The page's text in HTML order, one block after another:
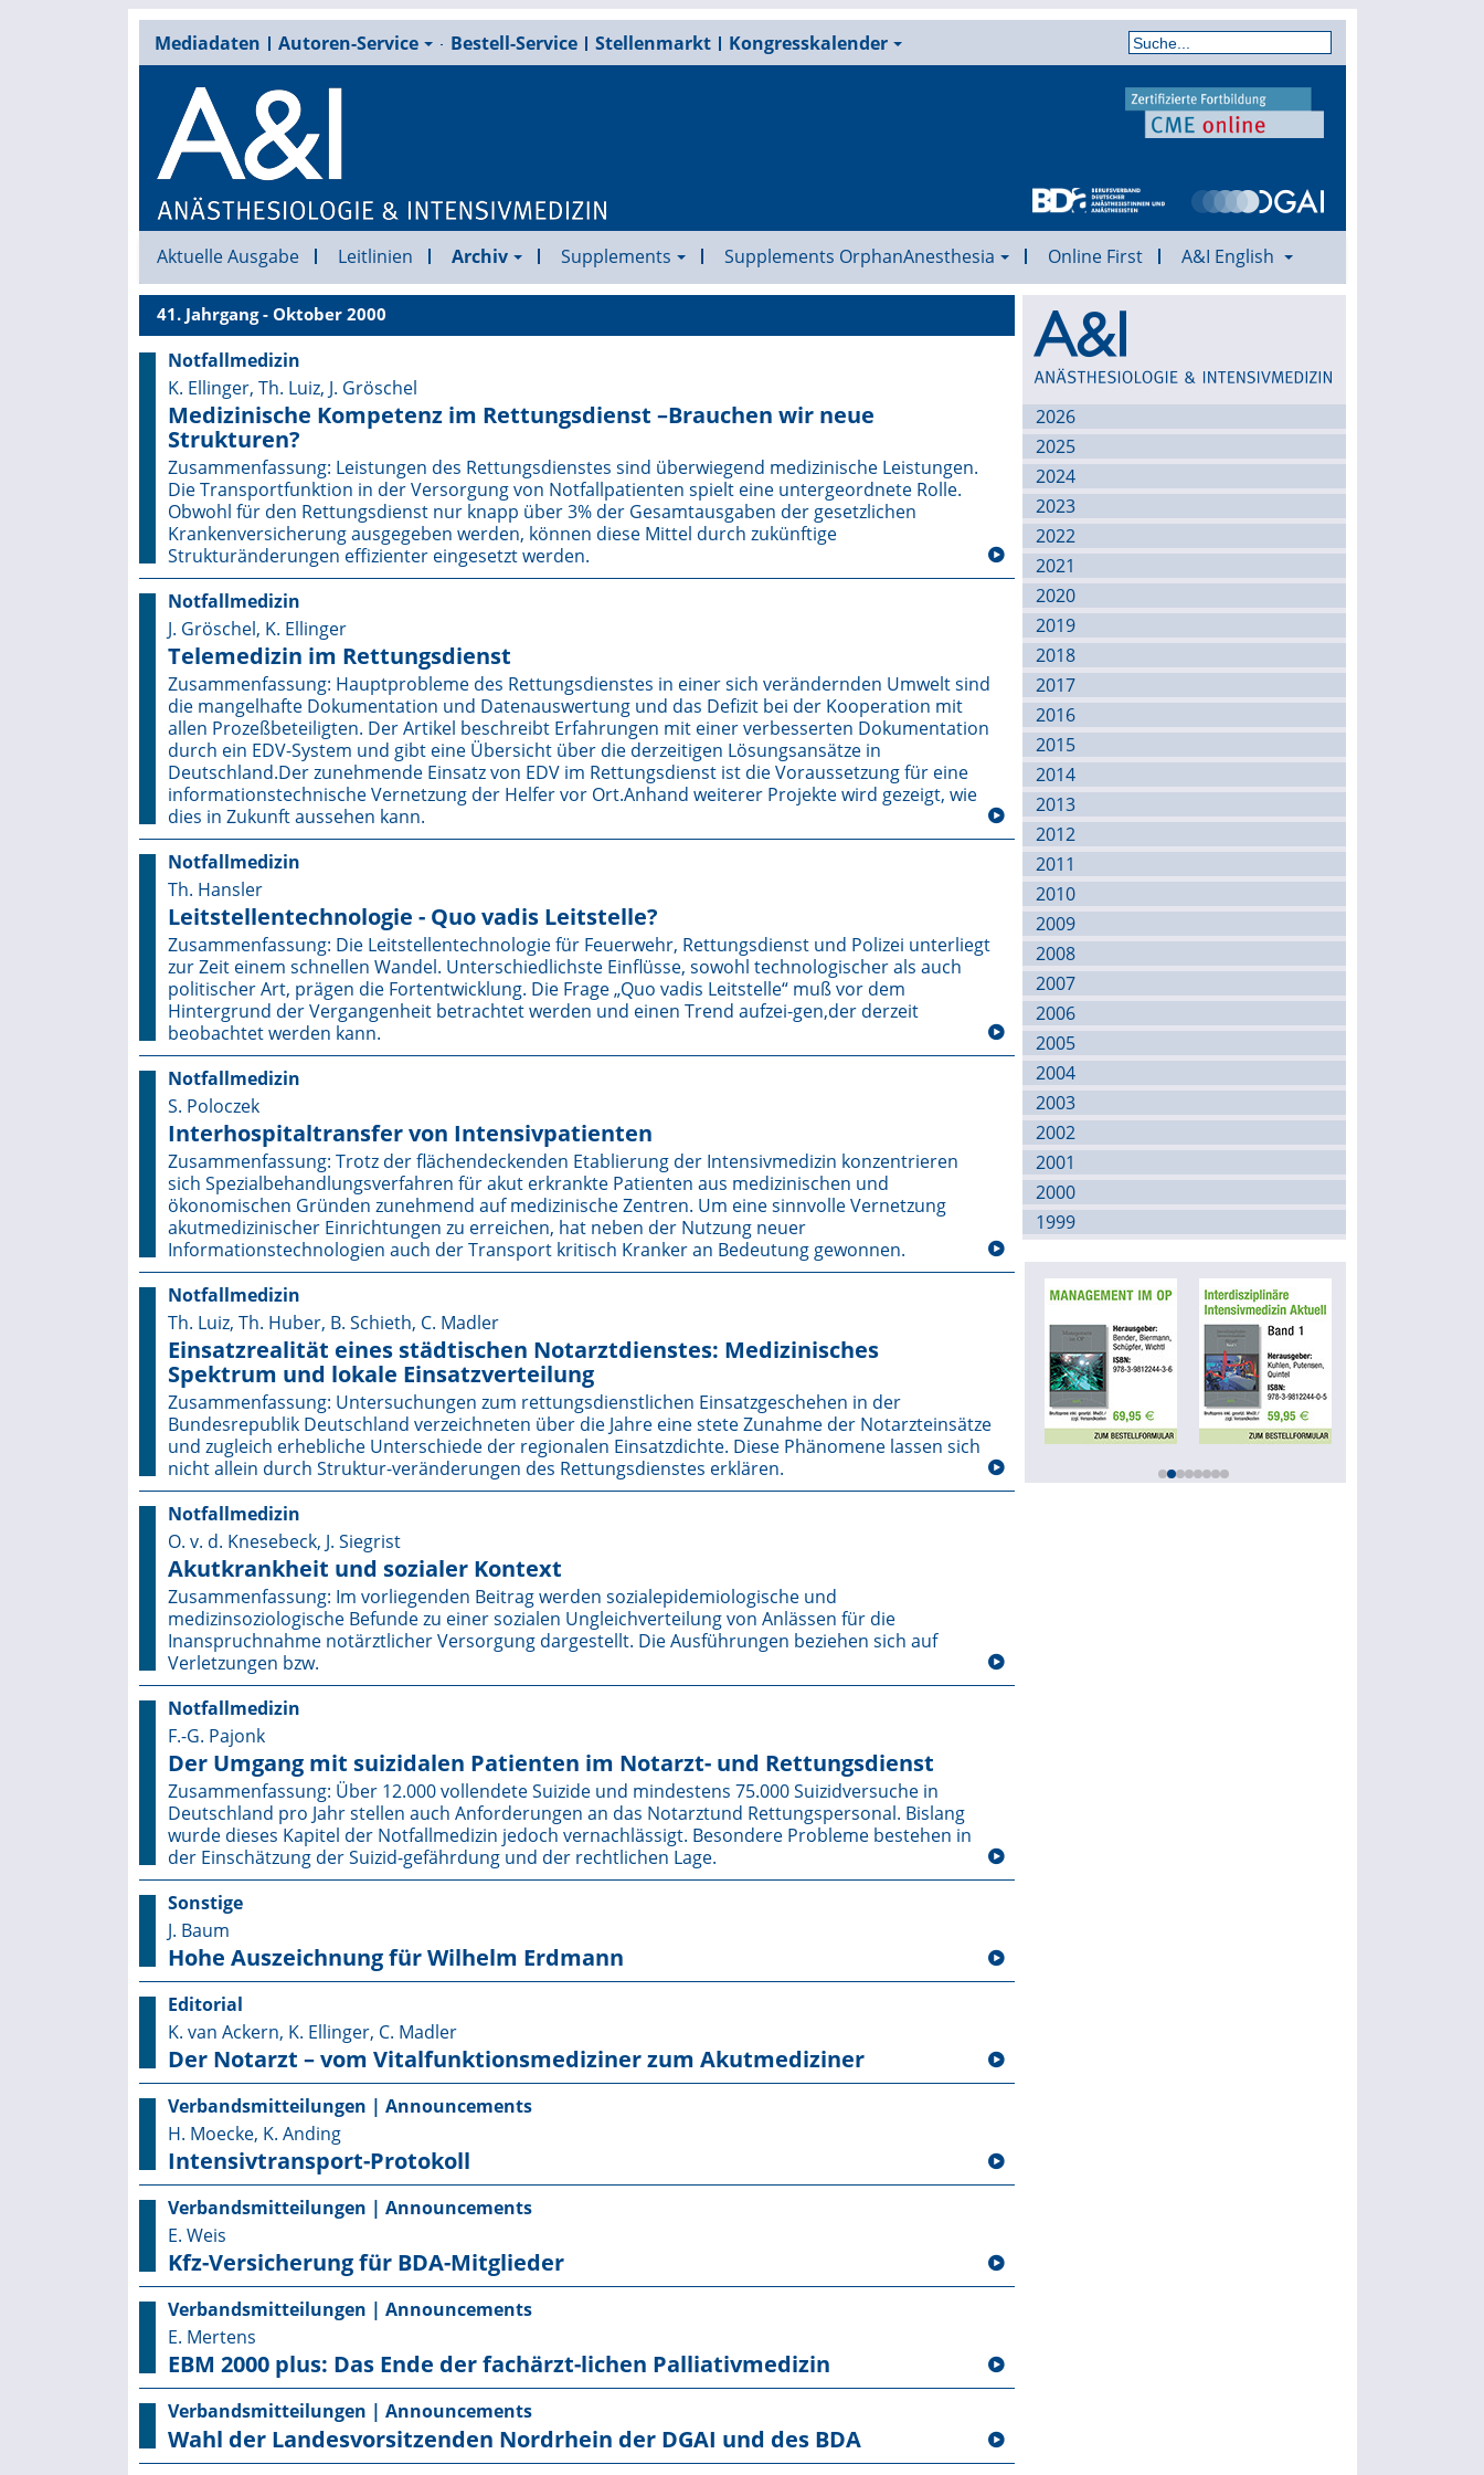
Mediadaten Autoren-Service Bestell-Service Stellenmarkt Kongresskalender
Aktuelle Ausgabe Leitlinien Archiv Supplements Supplements OrphanAnesthesia Online First A&I English
41. Jahrgang - Oktober 2000
Notfallmedizin
K. Ellinger, Th. Luiz, J. Gröschel
Medizinische Kompetenz im Rettungsdienst –Brauchen wir neue
Strukturen?
Zusammenfassung: Leistungen des Rettungsdienstes sind überwiegend medizinische Leistungen.
Die Transportfunktion in der Versorgung von Notfallpatienten spielt eine untergeordnete Rolle.
Obwohl für den Rettungsdienst nur knapp über 3% der Gesamtausgaben der gesetzlichen
Krankenversicherung ausgegeben werden, können diese Mittel durch zukünftige
Strukturänderungen effizienter eingesetzt werden.
Notfallmedizin
J. Gröschel, K. Ellinger
Telemedizin im Rettungsdienst
Zusammenfassung: Hauptprobleme des Rettungsdienstes in einer sich verändernden Umwelt sind
die mangelhafte Dokumentation und Datenauswertung und das Defizit bei der Kooperation mit
allen Prozeßbeteiligten. Der Artikel beschreibt Erfahrungen mit einer verbesserten Dokumentation
durch ein EDV-System und gibt eine Übersicht über die derzeitigen Lösungsansätze in
Deutschland.Der zunehmende Einsatz von EDV im Rettungsdienst ist die Voraussetzung für eine
informationstechnische Vernetzung der Helfer vor Ort.Anhand weiterer Projekte wird gezeigt, wie
dies in Zukunft aussehen kann.
Notfallmedizin
Th. Hansler
Leitstellentechnologie - Quo vadis Leitstelle?
Zusammenfassung: Die Leitstellentechnologie für Feuerwehr, Rettungsdienst und Polizei unterliegt
zur Zeit einem schnellen Wandel. Unterschiedlichste Einflüsse, sowohl technologischer als auch
politischer Art, prägen die Fortentwicklung. Die Frage „Quo vadis Leitstelle“ muß vor dem
Hintergrund der Vergangenheit betrachtet werden und einen Trend aufzei-gen,der derzeit
beobachtet werden kann.
Notfallmedizin
S. Poloczek
Interhospitaltransfer von Intensivpatienten
Zusammenfassung: Trotz der flächendeckenden Etablierung der Intensivmedizin konzentrieren
sich Spezialbehandlungsverfahren für akut erkrankte Patienten aus medizinischen und
ökonomischen Gründen zunehmend auf medizinische Zentren. Um eine sinnvolle Vernetzung
akutmedizinischer Einrichtungen zu erreichen, hat neben der Nutzung neuer
Informationstechnologien auch der Transport kritisch Kranker an Bedeutung gewonnen.
Notfallmedizin
Th. Luiz, Th. Huber, B. Schieth, C. Madler
Einsatzrealität eines städtischen Notarztdienstes: Medizinisches
Spektrum und lokale Einsatzverteilung
Zusammenfassung: Untersuchungen zum rettungsdienstlichen Einsatzgeschehen in der
Bundesrepublik Deutschland verzeichneten über die Jahre eine stete Zunahme der Notarzteinsätze
und zugleich erhebliche Unterschiede der regionalen Einsatzdichte. Diese Phänomene lassen sich
nicht allein durch Struktur-veränderungen des Rettungsdienstes erklären.
Notfallmedizin
O. v. d. Knesebeck, J. Siegrist
Akutkrankheit und sozialer Kontext
Zusammenfassung: Im vorliegenden Beitrag werden sozialepidemiologische und
medizinsoziologische Befunde zu einer sozialen Ungleichverteilung von Anlässen für die
Inanspruchnahme notärztlicher Versorgung dargestellt. Die Ausführungen beziehen sich auf
Verletzungen bzw.
Notfallmedizin
F.-G. Pajonk
Der Umgang mit suizidalen Patienten im Notarzt- und Rettungsdienst
Zusammenfassung: Über 12.000 vollendete Suizide und mindestens 75.000 Suizidversuche in
Deutschland pro Jahr stellen auch Anforderungen an das Notarztund Rettungspersonal. Bislang
wurde dieses Kapitel der Notfallmedizin jedoch vernachlässigt. Besondere Probleme bestehen in
der Einschätzung der Suizid-gefährdung und der rechtlichen Lage.
Sonstige
J. Baum
Hohe Auszeichnung für Wilhelm Erdmann
Editorial
K. van Ackern, K. Ellinger, C. Madler
Der Notarzt – vom Vitalfunktionsmediziner zum Akutmediziner
Verbandsmitteilungen | Announcements
H. Moecke, K. Anding
Intensivtransport-Protokoll
Verbandsmitteilungen | Announcements
E. Weis
Kfz-Versicherung für BDA-Mitglieder
Verbandsmitteilungen | Announcements
E. Mertens
EBM 2000 plus: Das Ende der fachärzt-lichen Palliativmedizin
Verbandsmitteilungen | Announcements
Wahl der Landesvorsitzenden Nordrhein der DGAI und des BDA
Archiv
2026
2025
2024
2023
2022
2021
2020
2019
2018
2017
2016
2015
2014
2013
2012
2011
2010
2009
2008
2007
2006
2005
2004
2003
2002
2001
2000
1999